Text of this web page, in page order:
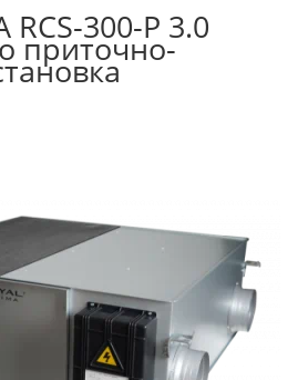
RCS-300-P 3.0
приточно-